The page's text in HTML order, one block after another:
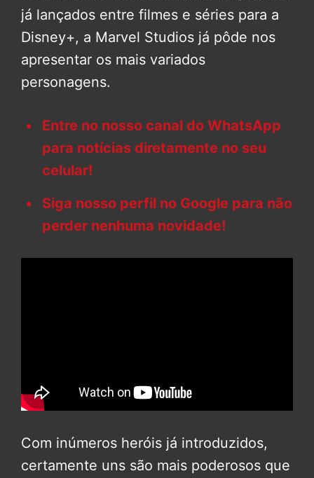
já lançados entre filmes e séries para a
Disney+, a Marvel Studios já pôde nos
apresentar os mais variados
personagens.
Entre no nosso canal do WhatsApp
para notícias diretamente no seu
celular!
Siga nosso perfil no Google para não
perder nenhuma novidade!
Com inúmeros heróis já introduzidos,
certamente uns são mais poderosos que